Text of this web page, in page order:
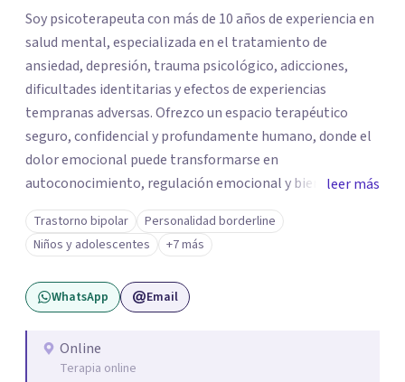
Soy psicoterapeuta con más de 10 años de experiencia en
salud mental, especializada en el tratamiento de
ansiedad, depresión, trauma psicológico, adicciones,
dificultades identitarias y efectos de experiencias
tempranas adversas. Ofrezco un espacio terapéutico
seguro, confidencial y profundamente humano, donde el
dolor emocional puede transformarse en
autoconocimiento, regulación emocional y bienestar.
Trabajo desde un enfoque integrativo que combina
psicoanálisis, terapia somática y de trauma, psicología
corporal, Mentalization Based Therapy (MBT),
hipnoterapia y respiración neurodinámica, integrando
actualmente la Psicología Analítica Junguiana. Mi
ecopsicología y el trabajo simbólico con el inconsciente,
entendiendo que cada proceso terapéutico es único y
leer más
Trastorno bipolar
Personalidad borderline
Niños y adolescentes
+7 más
WhatsApp Email
Online
Terapia online